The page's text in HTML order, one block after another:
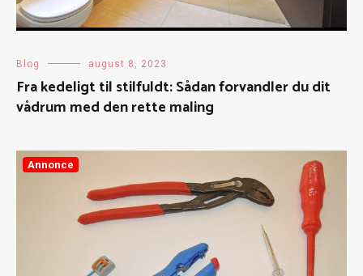
Blog august 8, 2023
Fra kedeligt til stilfuldt: Sådan forvandler du dit
vådrum med den rette maling
Annonce